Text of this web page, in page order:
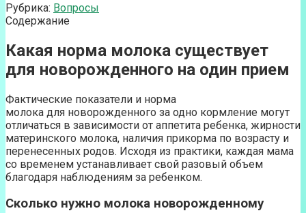
Рубрика: Вопросы
Содержание
Какая норма молока существует
для новорожденного на один прием
Фактические показатели и норма
молока для новорожденного за одно кормление могут
отличаться в зависимости от аппетита ребенка, жирности
материнского молока, наличия прикорма по возрасту и
перенесенных родов. Исходя из практики, каждая мама
со временем устанавливает свой разовый объем
благодаря наблюдениям за ребенком.
Сколько нужно молока новорожденному